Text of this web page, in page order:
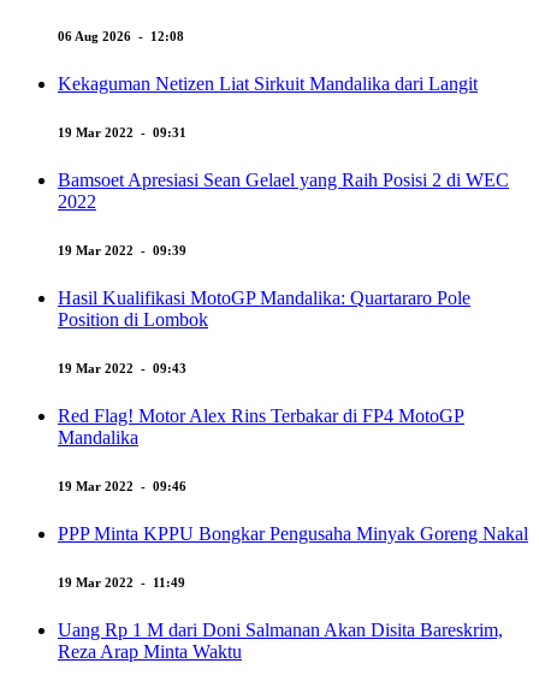
06 Aug 2026 - 12:08
Kekaguman Netizen Liat Sirkuit Mandalika dari Langit
19 Mar 2022 - 09:31
Bamsoet Apresiasi Sean Gelael yang Raih Posisi 2 di WEC
2022
19 Mar 2022 - 09:39
Hasil Kualifikasi MotoGP Mandalika: Quartararo Pole
Position di Lombok
19 Mar 2022 - 09:43
Red Flag! Motor Alex Rins Terbakar di FP4 MotoGP
Mandalika
19 Mar 2022 - 09:46
PPP Minta KPPU Bongkar Pengusaha Minyak Goreng Nakal
19 Mar 2022 - 11:49
Uang Rp 1 M dari Doni Salmanan Akan Disita Bareskrim,
Reza Arap Minta Waktu